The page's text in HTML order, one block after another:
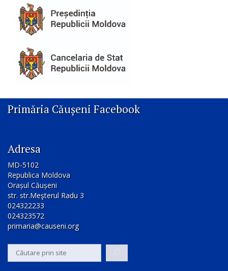
Primăria Căușeni Facebook
Adresa
MD-5102
Republica Moldova
Orașul Căușeni
str. str.Meşterul Radu 3
024322233
024323572
primaria@causeni.org